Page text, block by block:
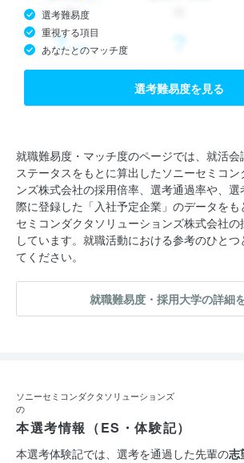
選考難易度
重視する項目
あなたとのマッチ度
選考難易度を見る
就職難易度・マッチ度のページでは、就活会
ステータスをもとに算出したソニーセミコン
ンズ株式会社の採用倍率、選考通過率や、
際に登録した「入社予定企業」のデータを
セミコンダクタソリューションズ株式会社
しています。就職活動における参考のひと
てください。
就職難易度・採用大学の詳細
ソニーセミコンダクタソリューションズ
の
本選考情報（ES・体験記）
本選考体験記では、選考を通過した先輩の志